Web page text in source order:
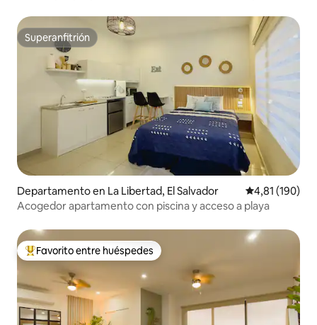
Superanfitrión
Superanfitrión
Departamento en La Libertad, El Salvador Calificación
4,81 (190)
Acogedor apartamento con piscina y acceso a playa
Favorito entre los huéspedes más destacados
Favorito entre huéspedes